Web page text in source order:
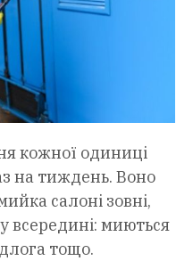
кожної одиниці
на тиждень. Воно
салоні зовні,
всередині: миються
тощо.